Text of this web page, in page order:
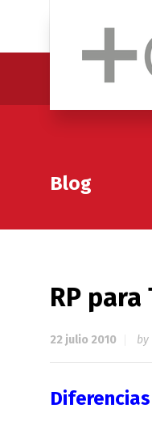
Blog
RP para
22 julio 2010 by